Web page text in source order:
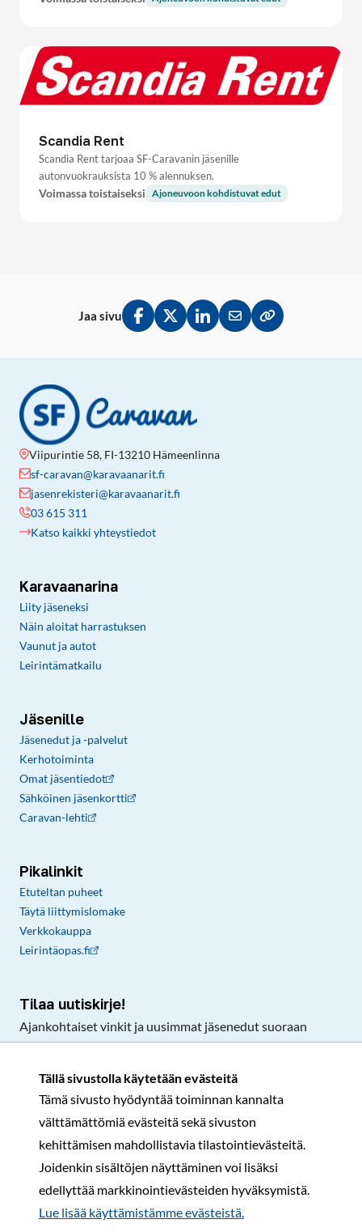
Tällä sivustolla käytetään evästeitä
Tämä sivusto hyödyntää toiminnan kannalta
välttämättömiä evästeitä sekä sivuston
kehittämisen mahdollistavia tilastointievästeitä.
Joidenkin sisältöjen näyttäminen voi lisäksi
edellyttää markkinointievästeiden hyväksymistä.
Lue lisää käyttämistämme evästeistä.​​​​​​
Scandia Rent
Scandia Rent tarjoaa SF-Caravanin jäsenille
autonvuokrauksista 10 % alennuksen.
Voimassa toistaiseksi Ajoneuvoon kohdistuvat edut
Jaa sivu
Jaa Facebookissa
Jaa Twitterissä
Jaa LinkedInissä
Jaa sähköpostitse
Kopioi linkki
Viipurintie 58, FI-13210 Hämeenlinna
sf-caravan@karavaanarit.fi
jasenrekisteri@karavaanarit.fi
03 615 311
Katso kaikki yhteystiedot
Karavaanarina
Liity jäseneksi
Näin aloitat harrastuksen
Vaunut ja autot
Leirintämatkailu
Jäsenille
Jäsenedut ja -palvelut
Kerhotoiminta
Omat jäsentiedot
Sähköinen jäsenkortti
Caravan-lehti
Pikalinkit
Etuteltan puheet
Täytä liittymislomake
Verkkokauppa
Leirintäopas.fi
Tilaa uutiskirje!
Ajankohtaiset vinkit ja uusimmat jäsenedut suoraan
Rekisteri- ja tietosuojaselosteSopimusehdot